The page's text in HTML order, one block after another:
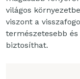
világos
viszont a
természetesebb
biztosíthat.